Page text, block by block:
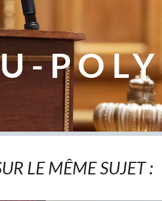
POLY
LE MÊME SUJET :